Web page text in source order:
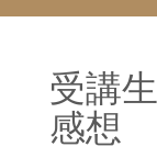
受講
感想